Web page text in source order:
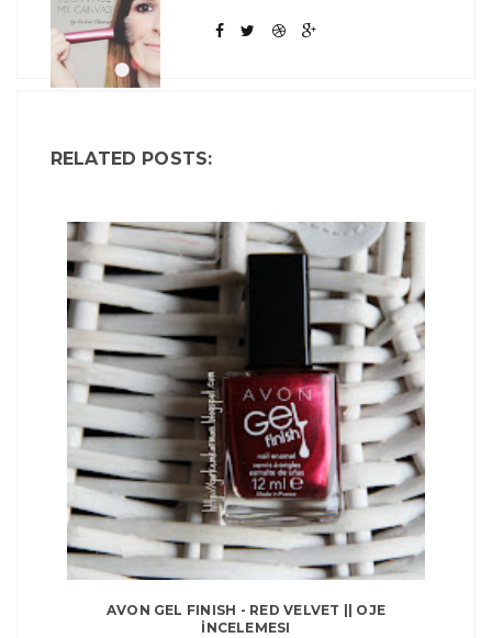
RELATED POSTS:
AVON GEL FINISH - RED VELVET || OJE
İNCELEMESI